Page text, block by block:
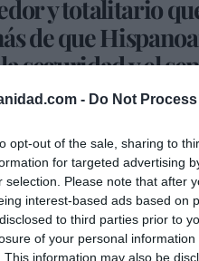
- Do Not
opt-out of the sale, sharing to
for targeted advertising
selection. Please note that after
interest-based ads based on
to third parties prior to
of your personal
This information may also be
y totalitario
de que
seguridad y el
este